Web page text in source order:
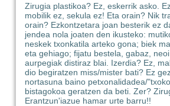
Zirugia plastikoa? Ez, eskerrik asko.
mobilik ez, sekula ez! Eta orain? Nik
orain? Ezkontzetara joan besterik ez
jendea nola joaten den ikusteko:
neskek txonkatila arteko gona; biek
eta gehiago; fijatu bestela, gabaz, neoi
aurpegiak distiraz blai. Izerdia? Ez,
dio begiratzen miss/mister bati? Ez
nortasuna baino petxonalidadea/
bistagokoa geratzen da beti. Zer?
Erantzun'iazue hamar urte barru!!